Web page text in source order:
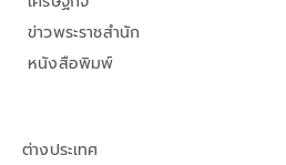
ข่าวพระราชสำนัก
หนังสือพิมพ์
ต่างประเทศ